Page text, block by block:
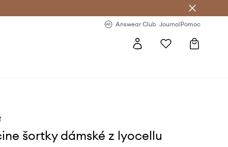
Answear Club JournalPomoc
šortky dámské z lyocellu